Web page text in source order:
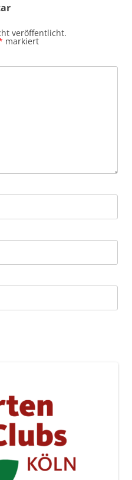
veröffentlicht.
markiert